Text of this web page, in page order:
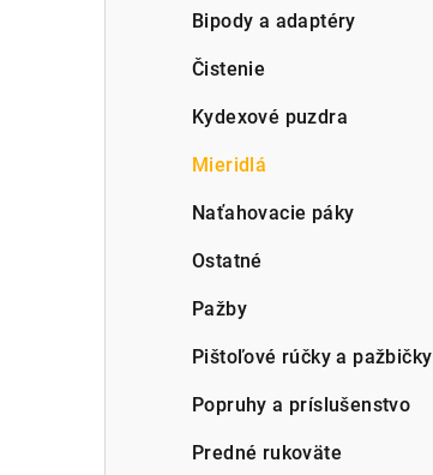
Bipody a adaptéry
Čistenie
Kydexové puzdra
Mieridlá
Naťahovacie páky
Ostatné
Pažby
Pištoľové rúčky a pažbičky
Popruhy a príslušenstvo
Predné rukoväte